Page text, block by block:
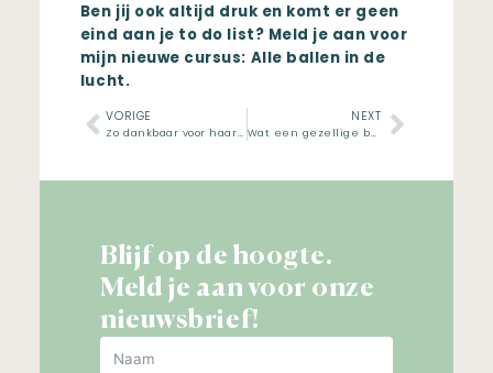
Ben jij ook altijd druk en komt er geen
eind aan je to do list? Meld je aan voor
mijn nieuwe cursus: Alle ballen in de
lucht.
VORIGE
Zo dankbaar voor haar familie
NEXT
Wat een gezellige boel
Blijf op de hoogte.
Meld je aan voor onze
nieuwsbrief!